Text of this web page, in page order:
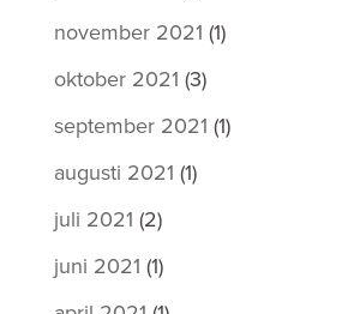
november 2021 (1)
oktober 2021 (3)
september 2021 (1)
augusti 2021 (1)
juli 2021 (2)
juni 2021 (1)